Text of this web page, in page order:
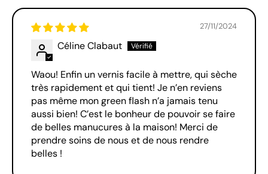
27/11/2024
Céline Clabaut
Waou! Enfin un vernis facile à mettre, qui sèche
très rapidement et qui tient! Je n’en reviens
pas même mon green flash n’a jamais tenu
aussi bien! C’est le bonheur de pouvoir se faire
de belles manucures à la maison! Merci de
prendre soins de nous et de nous rendre
belles !